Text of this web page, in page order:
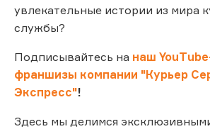
увлекательные истории из мира
службы?
Подписывайтесь на наш
франшизы компании "Курьер
Экспресс"!
Здесь мы делимся